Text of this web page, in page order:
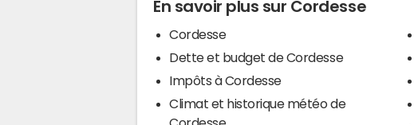
En savoir plus sur Cordesse
Cordesse
Dette et budget de Cordesse
Impôts à Cordesse
Climat et historique météo de